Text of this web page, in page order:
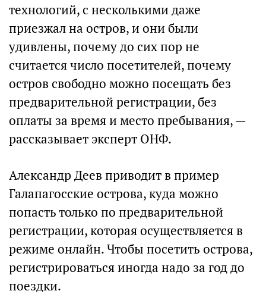
технологий, с несколькими даже
приезжал на остров, и они были
удивлены, почему до сих пор не
считается число посетителей, почему
остров свободно можно посещать без
предварительной регистрации, без
оплаты за время и место пребывания, —
рассказывает эксперт ОНФ.
Александр Деев приводит в пример
Галапагосские острова, куда можно
попасть только по предварительной
регистрации, которая осуществляется в
режиме онлайн. Чтобы посетить острова,
регистрироваться иногда надо за год до
поездки.